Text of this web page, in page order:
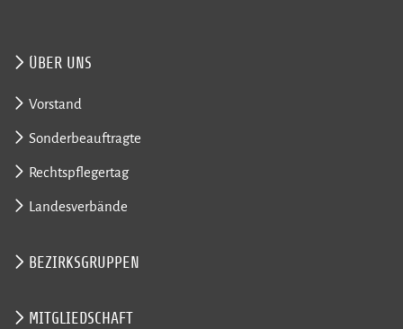
ÜBER UNS
Vorstand
Sonderbeauftragte
Rechtspflegertag
Landesverbände
BEZIRKSGRUPPEN
MITGLIEDSCHAFT